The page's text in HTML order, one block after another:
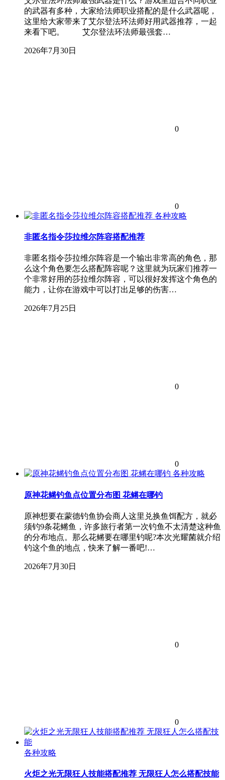
的武器有多种，大家给法师职业搭配的是什么武器呢，
这里给大家带来了艾尔登法环法师好用武器推荐，一起
来看下吧。 艾尔登法环法师最强套…
2026年7月30日
0
0
各种攻略
非匿名指令莎拉维尔阵容搭配推荐
非匿名指令莎拉维尔阵容是一个输出非常高的角色，那
么这个角色要怎么搭配阵容呢？这里就为玩家们推荐一
个非常好用的莎拉维尔阵容，可以很好发挥这个角色的
能力，让你在游戏中可以打出足够的伤害…
2026年7月25日
0
0
各种攻略
原神花鳉钓鱼点位置分布图 花鳉在哪钓
原神想要在蒙德钓鱼协会商人这里兑换鱼饵配方，就必
须钓9条花鳉鱼，许多旅行者第一次钓鱼不太清楚这种鱼
的分布地点。那么花鳉要在哪里钓呢?本次光耀菌就介绍
钓这个鱼的地点，快来了解一番吧!…
2026年7月30日
0
0
各种攻略
火炬之光无限狂人技能搭配推荐 无限狂人怎么搭配技能